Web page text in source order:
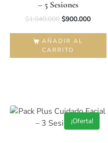
– 5 Sesiones
$1.040.000 $900.000
AÑADIR AL
CARRITO
¡Oferta!